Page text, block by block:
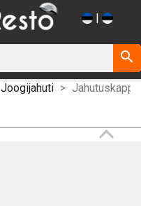
|
search
Joogijahuti Jahutuskapp